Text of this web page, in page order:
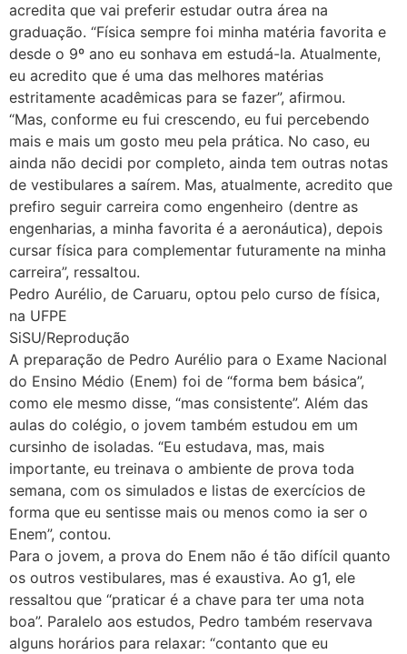
acredita que vai preferir estudar outra área na
graduação. “Física sempre foi minha matéria favorita e
desde o 9º ano eu sonhava em estudá-la. Atualmente,
eu acredito que é uma das melhores matérias
estritamente acadêmicas para se fazer”, afirmou.
“Mas, conforme eu fui crescendo, eu fui percebendo
mais e mais um gosto meu pela prática. No caso, eu
ainda não decidi por completo, ainda tem outras notas
de vestibulares a saírem. Mas, atualmente, acredito que
prefiro seguir carreira como engenheiro (dentre as
engenharias, a minha favorita é a aeronáutica), depois
cursar física para complementar futuramente na minha
carreira”, ressaltou.
Pedro Aurélio, de Caruaru, optou pelo curso de física,
na UFPE
SiSU/Reprodução
A preparação de Pedro Aurélio para o Exame Nacional
do Ensino Médio (Enem) foi de “forma bem básica”,
como ele mesmo disse, “mas consistente”. Além das
aulas do colégio, o jovem também estudou em um
cursinho de isoladas. “Eu estudava, mas, mais
importante, eu treinava o ambiente de prova toda
semana, com os simulados e listas de exercícios de
forma que eu sentisse mais ou menos como ia ser o
Enem”, contou.
Para o jovem, a prova do Enem não é tão difícil quanto
os outros vestibulares, mas é exaustiva. Ao g1, ele
ressaltou que “praticar é a chave para ter uma nota
boa”. Paralelo aos estudos, Pedro também reservava
alguns horários para relaxar: “contanto que eu